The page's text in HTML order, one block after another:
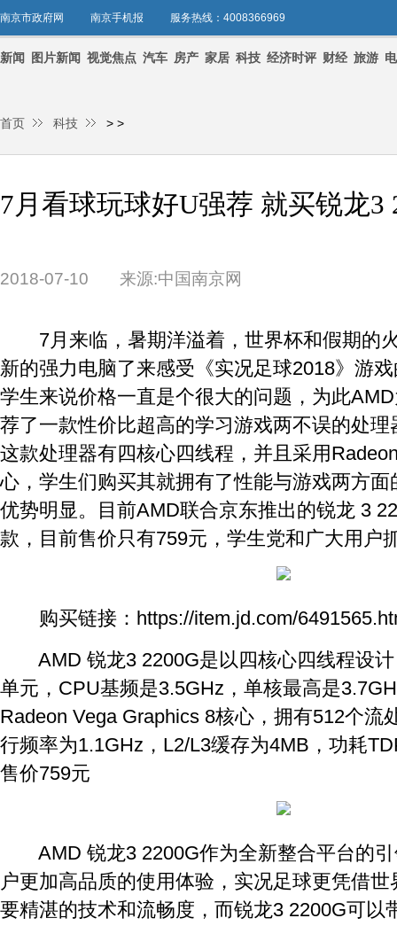
南京市政府网 南京手机报 服务热线：4008366969
新闻 图片新闻 视觉焦点 汽车 房产 家居 科技 经济时评 财经 旅游
首页 >
科技 >
7月看球玩球好U强荐 就买锐龙3
2018-07-10 来源:中国南京网
7月来临，暑期洋溢着，世界杯和假期的
新的强力电脑了来感受《实况足球2018》游
学生来说价格一直是个很大的问题，为此
荐了一款性价比超高的学习游戏两不误的处
这款处理器有四核心四线程，并且采用
心，学生们购买其就拥有了性能与游戏两方
优势明显。目前AMD联合京东推出的锐龙 3
款，目前售价只有759元，学生党和广大用户
购买链接：https://item.jd.com/
AMD 锐龙3 2200G是以四核心四线程设计
单元，CPU基频是3.5GHz，单核最高是
Radeon Vega Graphics 8核心，拥有512个流
行频率为1.1GHz，L2/L3缓存为4MB，功耗
售价759元
AMD 锐龙3 2200G作为全新整合平台的引
户更加高品质的使用体验，实况足球更凭借
要精湛的技术和流畅度，而锐龙3 2200G可以